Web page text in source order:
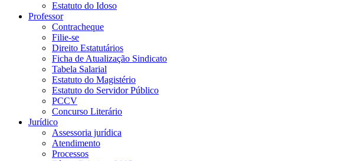
Estatuto do Idoso
Professor
Contracheque
Filie-se
Direito Estatutários
Ficha de Atualização Sindicato
Tabela Salarial
Estatuto do Magistério
Estatuto do Servidor Público
PCCV
Concurso Literário
Jurídico
Assessoria jurídica
Atendimento
Processos